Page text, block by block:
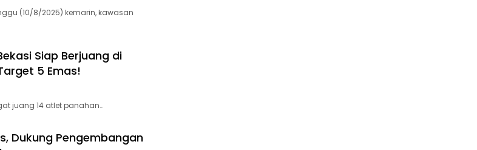
(10/8/2025) kemarin, kawasan
Siap Berjuang di
5 Emas!
juang 14 atlet panahan…
Dukung Pengembangan